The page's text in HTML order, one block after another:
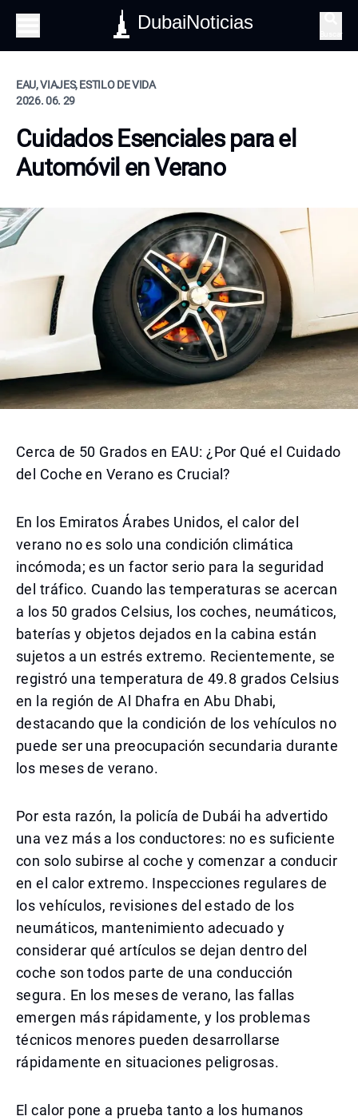
DubaiNoticias
EAU, VIAJES, ESTILO DE VIDA
2026. 06. 29
Cuidados Esenciales para el
Automóvil en Verano
Cerca de 50 Grados en EAU: ¿Por Qué el Cuidado
del Coche en Verano es Crucial?
En los Emiratos Árabes Unidos, el calor del
verano no es solo una condición climática
incómoda; es un factor serio para la seguridad
del tráfico. Cuando las temperaturas se acercan
a los 50 grados Celsius, los coches, neumáticos,
baterías y objetos dejados en la cabina están
sujetos a un estrés extremo. Recientemente, se
registró una temperatura de 49.8 grados Celsius
en la región de Al Dhafra en Abu Dhabi,
destacando que la condición de los vehículos no
puede ser una preocupación secundaria durante
los meses de verano.
Por esta razón, la policía de Dubái ha advertido
una vez más a los conductores: no es suficiente
con solo subirse al coche y comenzar a conducir
en el calor extremo. Inspecciones regulares de
los vehículos, revisiones del estado de los
neumáticos, mantenimiento adecuado y
considerar qué artículos se dejan dentro del
coche son todos parte de una conducción
segura. En los meses de verano, las fallas
emergen más rápidamente, y los problemas
técnicos menores pueden desarrollarse
rápidamente en situaciones peligrosas.
El calor pone a prueba tanto a los humanos